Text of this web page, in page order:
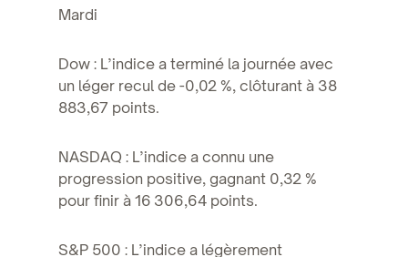
Mardi
Dow : L’indice a terminé la journée avec
un léger recul de -0,02 %, clôturant à 38
883,67 points.
NASDAQ : L’indice a connu une
progression positive, gagnant 0,32 %
pour finir à 16 306,64 points.
S&P 500 : L’indice a légèrement